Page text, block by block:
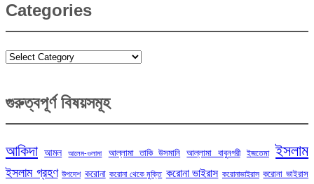
Categories
Categories
গুরুত্বপূর্ণ বিষয়সমূহ
আকিদা আমল আলেম-ওলামা আল্লামা তাকি উসমানি আল্লামা বাবুনগরী ইজতেমা ইসলাম
ইসলাম গ্রহণ উপদেশ করোনা করোনা থেকে মুক্তি করোনা ভাইরাস করোনাভাইরাস করোনা ভাইরাস